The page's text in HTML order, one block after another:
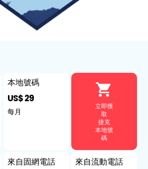
本地號碼
US$ 29
每月
來自固網電話
立即獲
取
捷克
本地號
碼
來自流動電話